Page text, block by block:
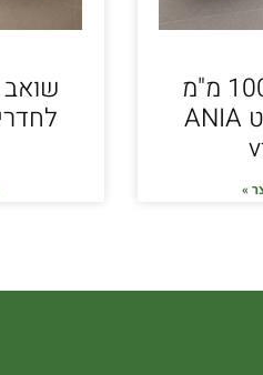
שואב יונק 100 מ"מ
לחדרי אמבט ANIA
»